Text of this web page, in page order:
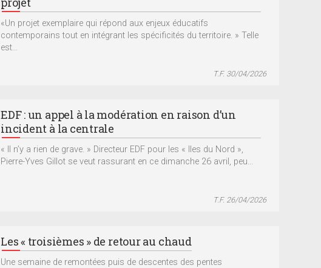
«Un projet exemplaire qui répond aux enjeux éducatifs
contemporains tout en intégrant les spécificités du territoire. » Telle
est...
T.F. 30/04/2026
EDF : un appel à la modération en raison d’un
incident à la centrale
« Il n’y a rien de grave. » Directeur EDF pour les « Iles du Nord »,
Pierre-Yves Gillot se veut rassurant en ce dimanche 26 avril, peu...
T.F. 26/04/2026
Les « troisièmes » de retour au chaud
Une semaine de remontées puis de descentes des pentes